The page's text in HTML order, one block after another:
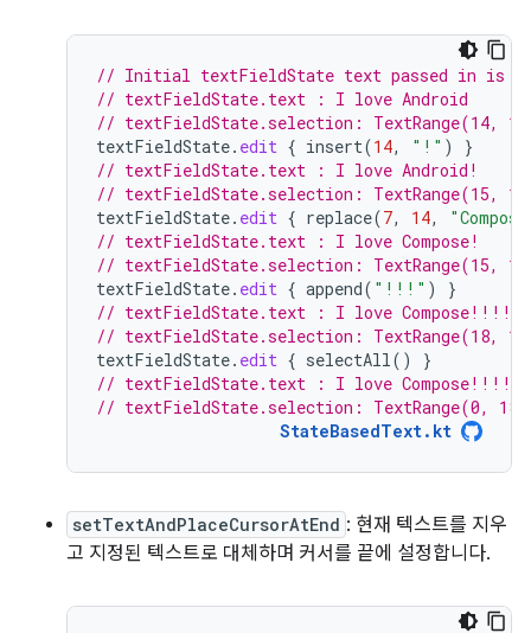
// Initial textFieldState text passed in is "I
// textFieldState.text : I love Android
// textFieldState.selection: TextRange(14,
textFieldState. edit { insert(14, "!" )
}
// textFieldState.text : I love Android!
// textFieldState.selection: TextRange(15,
textFieldState. edit { replace(7, 14,
// textFieldState.text : I love Compose!
// textFieldState.selection: TextRange(15,
textFieldState. edit { append( "!!!" )
}
// textFieldState.text : I love Compose!!!!
// textFieldState.selection: TextRange(18,
textFieldState. edit { selectAll()
}
// textFieldState.text : I love Compose!!!!
// textFieldState.selection: TextRange(0, 18)
StateBasedText.kt
setTextAndPlaceCursorAtEnd : 현재 텍스트를 지우
고 지정된 텍스트로 대체하며 커서를 끝에 설정합니다.